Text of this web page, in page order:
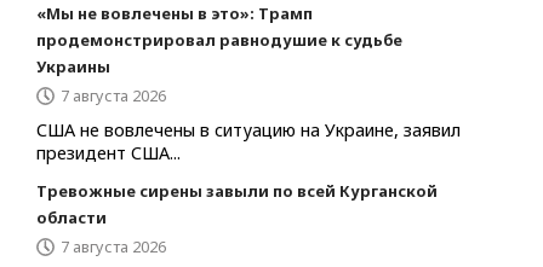
«Мы не вовлечены в это»: Трамп
продемонстрировал равнодушие к судьбе
Украины
7 августа 2026
США не вовлечены в ситуацию на Украине, заявил
президент США...
Тревожные сирены завыли по всей Курганской
области
7 августа 2026